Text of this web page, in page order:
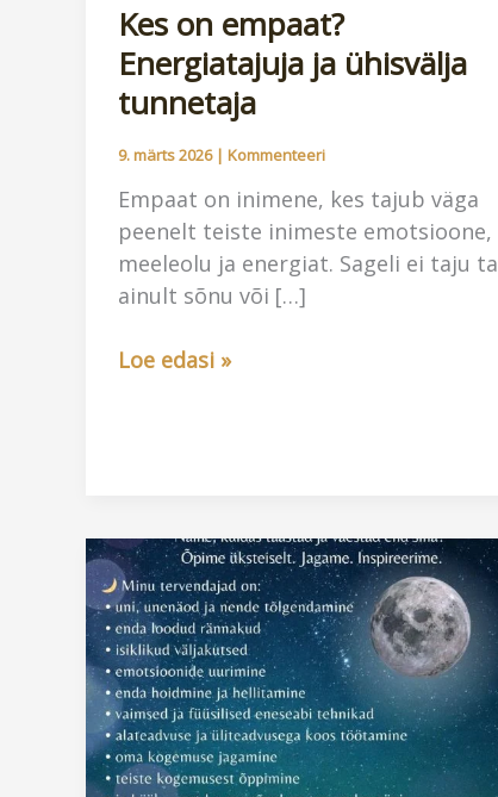
Kes on empaat?
Energiatajuja ja ühisvälja
tunnetaja
9. märts 2026 | Kommenteeri
Empaat on inimene, kes tajub väga
peenelt teiste inimeste emotsioone,
meeleolu ja energiat. Sageli ei taju ta
ainult sõnu või […]
Kes
tunnetaja
Loe edasi »